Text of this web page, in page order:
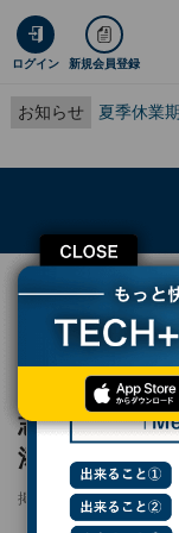
ログイン 新規会員登録
お知らせ 夏季休業
TECH+ 企業IT
志布志市、事故対応の
インタビュー
志布志市、事
添う」こと [事
掲載日 2024/06/17